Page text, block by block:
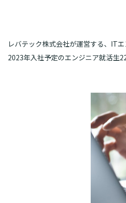
レバテック株式会社が運営する、IT
2023年入社予定のエンジニア就活生